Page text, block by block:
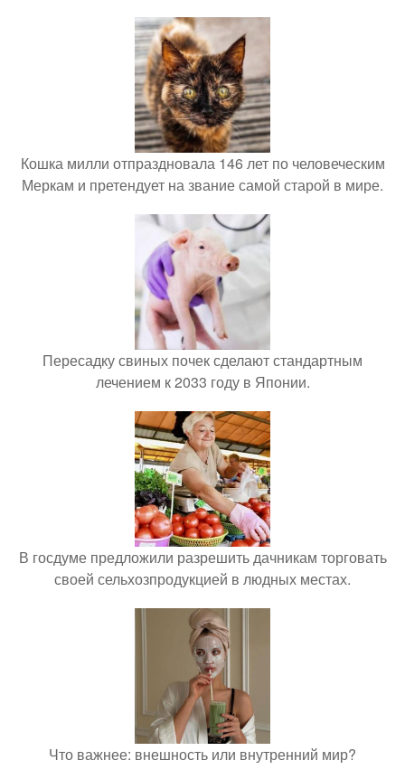
Кошка милли отпраздновала 146 лет по человеческим
Меркам и претендует на звание самой старой в мире.
Пересадку свиных почек сделают стандартным
лечением к 2033 году в Японии.
В госдуме предложили разрешить дачникам торговать
своей сельхозпродукцией в людных местах.
Что важнее: внешность или внутренний мир?